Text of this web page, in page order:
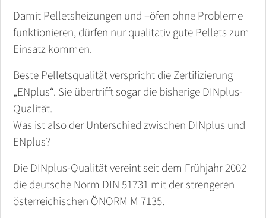
Damit Pelletsheizungen und –öfen ohne Probleme
funktionieren, dürfen nur qualitativ gute Pellets zum
Einsatz kommen.
Beste Pelletsqualität verspricht die Zertifizierung
„ENplus“. Sie übertrifft sogar die bisherige DINplus-
Qualität.
Was ist also der Unterschied zwischen DINplus und
ENplus?
Die DINplus-Qualität vereint seit dem Frühjahr 2002
die deutsche Norm DIN 51731 mit der strengeren
österreichischen ÖNORM M 7135.